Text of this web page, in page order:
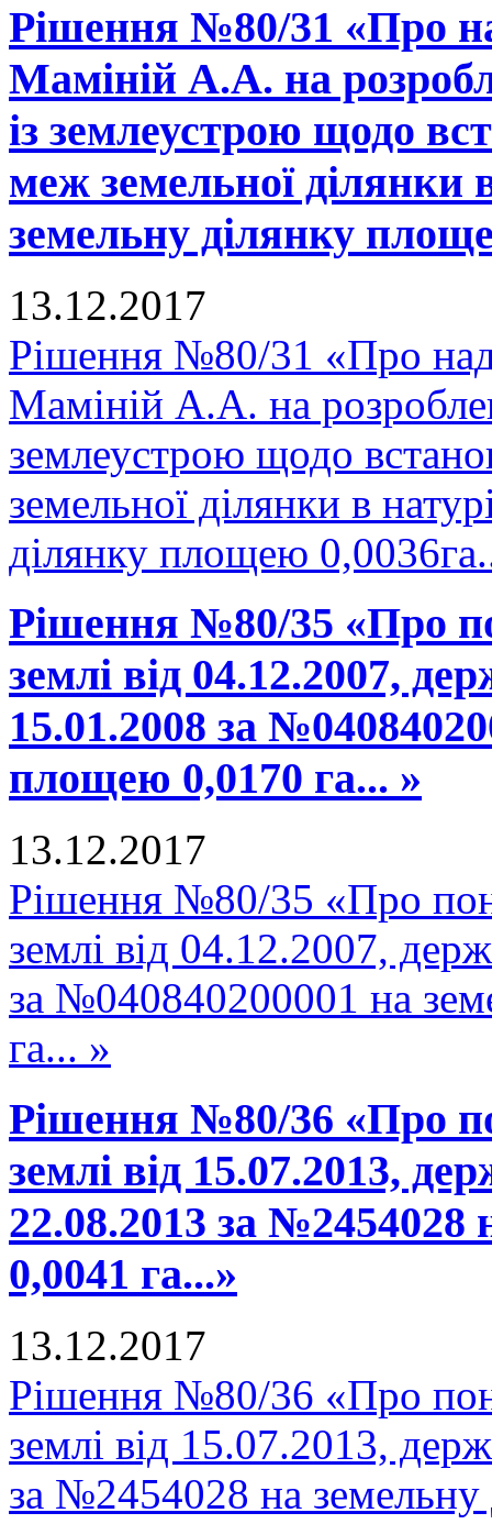
Рішення №80/31 «Про
Маміній А.А. на
із землеустрою щодо
меж земельної ділянки
земельну ділянку
13.12.2017
Рішення №80/31 «Про
Маміній А.А. на
землеустрою щодо
земельної ділянки в
ділянку площею
Рішення №80/35 «Про
землі від 04.12.2007,
15.01.2008 за
площею 0,0170 га... »
13.12.2017
Рішення №80/35 «Про
землі від 04.12.2007,
за №040840200001 на
га... »
Рішення №80/36 «Про
землі від 15.07.2013,
22.08.2013 за
0,0041 га...»
13.12.2017
Рішення №80/36 «Про
землі від 15.07.2013,
за №2454028 на